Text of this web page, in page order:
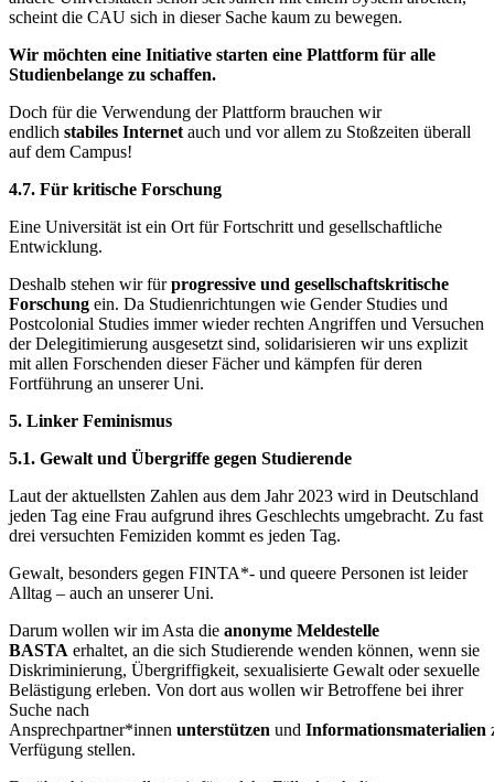
scheint die CAU sich in dieser Sache kaum zu bewegen.
Wir möchten eine Initiative starten eine Plattform für alle
Studienbelange zu schaffen.
Doch für die Verwendung der Plattform brauchen wir
endlich stabiles Internet auch und vor allem zu Stoßzeiten überall
auf dem Campus!
4.7. Für kritische Forschung
Eine Universität ist ein Ort für Fortschritt und gesellschaftliche
Entwicklung.
Deshalb stehen wir fürprogressive und gesellschaftskritische
Forschung ein. Da Studienrichtungen wie Gender Studies und
Postcolonial Studies immer wieder rechten Angriffen und Versuchen
der Delegitimierung ausgesetzt sind, solidarisieren wir uns explizit
mit allen Forschenden dieser Fächer und kämpfen für deren
Fortführung an unserer Uni.
5. Linker Feminismus
5.1. Gewalt und Übergriffe gegen Studierende
Laut der aktuellsten Zahlen aus dem Jahr 2023 wird in Deutschland
jeden Tag eine Frau aufgrund ihres Geschlechts umgebracht. Zu fast
drei versuchten Femiziden kommt es jeden Tag.
Gewalt, besonders gegen FINTA*- und queere Personen ist leider
Alltag – auch an unserer Uni.
Darum wollen wir im Asta die anonyme Meldestelle
BASTA erhaltet, an die sich Studierende wenden können, wenn sie
Diskriminierung, Übergriffigkeit, sexualisierte Gewalt oder sexuelle
Belästigung erleben. Von dort aus wollen wir Betroffene bei ihrer
Suche nach
Ansprechpartner*innen unterstützen und Informationsmaterialien
Verfügung stellen.